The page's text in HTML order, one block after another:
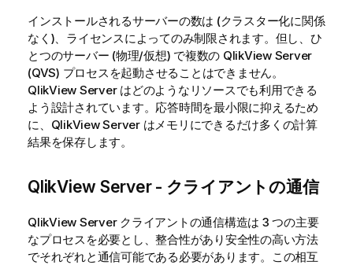
インストールされるサーバーの数は (クラスター化に関係
なく)、ライセンスによってのみ制限されます。但し、ひ
とつのサーバー (物理/仮想) で複数の QlikView Server
(QVS) プロセスを起動させることはできません。
QlikView Serverはどのようなリソースでも利用できる
よう設計されています。応答時間を最小限に抑えるため
に、 QlikView Serverはメモリにできるだけ多くの計算
結果を保存します。
QlikView Server - クライアントの通信
QlikView Serverクライアントの通信構造は 3 つの主要
なプロセスを必要とし、整合性があり安全性の高い方法
でそれぞれと通信可能である必要があります。この相互